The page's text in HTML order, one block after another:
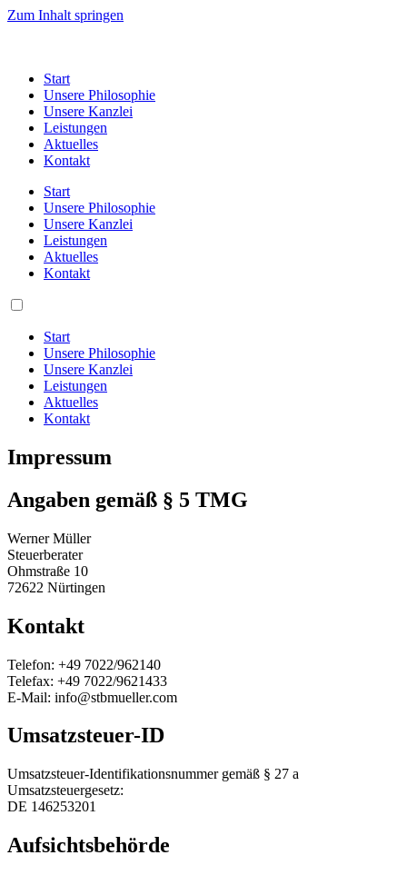
Zum Inhalt springen
Start
Unsere Philosophie
Unsere Kanzlei
Leistungen
Aktuelles
Kontakt
Start
Unsere Philosophie
Unsere Kanzlei
Leistungen
Aktuelles
Kontakt
Start
Unsere Philosophie
Unsere Kanzlei
Leistungen
Aktuelles
Kontakt
Impressum
Angaben gemäß § 5 TMG
Werner Müller
Steuerberater
Ohmstraße 10
72622 Nürtingen
Kontakt
Telefon: +49 7022/962140
Telefax: +49 7022/9621433
E-Mail: info@stbmueller.com
Umsatzsteuer-ID
Umsatzsteuer-Identifikationsnummer gemäß § 27 a
Umsatzsteuergesetz:
DE 146253201
Aufsichtsbehörde